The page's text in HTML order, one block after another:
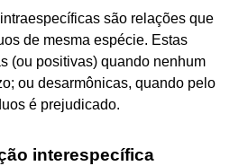
são relações que
de mesma espécie. Estas
(ou positivas) quando nenhum
ou desarmônicas, quando pelo
é prejudicado.
interespecífica